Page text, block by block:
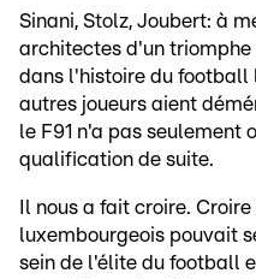
Sinani, Stolz, Joubert: à
architectes d'un
dans l'histoire du football
autres joueurs aient
le F91 n'a pas seulement
qualification de suite.
Il nous a fait croire.
luxembourgeois pouvait
sein de l'élite du football